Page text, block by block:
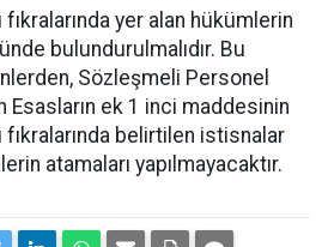
yer alan hükümlerin
bulundurulmalıdır. Bu
Sözleşmeli Personel
Esasların ek 1 inci maddesinin
belirtilen istisnalar
atamaları yapılmayacaktır.